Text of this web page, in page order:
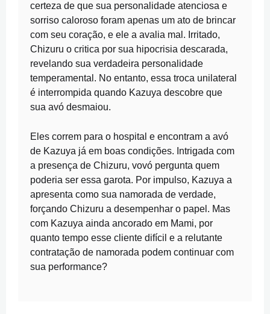
certeza de que sua personalidade atenciosa e
sorriso caloroso foram apenas um ato de brincar
com seu coração, e ele a avalia mal. Irritado,
Chizuru o critica por sua hipocrisia descarada,
revelando sua verdadeira personalidade
temperamental. No entanto, essa troca unilateral
é interrompida quando Kazuya descobre que
sua avó desmaiou.
Eles correm para o hospital e encontram a avó
de Kazuya já em boas condições. Intrigada com
a presença de Chizuru, vovó pergunta quem
poderia ser essa garota. Por impulso, Kazuya a
apresenta como sua namorada de verdade,
forçando Chizuru a desempenhar o papel. Mas
com Kazuya ainda ancorado em Mami, por
quanto tempo esse cliente difícil e a relutante
contratação de namorada podem continuar com
sua performance?